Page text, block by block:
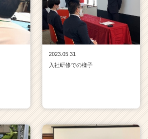
2023.05.31
入社研修での様子